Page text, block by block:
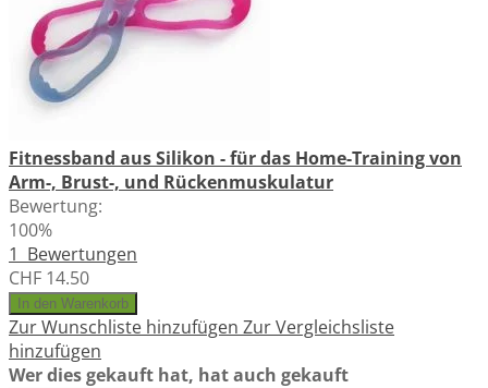
Fitnessband aus Silikon - für das Home-Training von
Arm-, Brust-, und Rückenmuskulatur
Bewertung:
100%
1 Bewertungen
CHF 14.50
In den Warenkorb
Zur Wunschliste hinzufügen Zur Vergleichsliste
hinzufügen
Wer dies gekauft hat, hat auch gekauft